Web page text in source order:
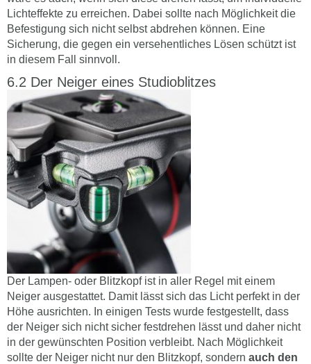
Lichteffekte zu erreichen. Dabei sollte nach Möglichkeit die
Befestigung sich nicht selbst abdrehen können. Eine
Sicherung, die gegen ein versehentliches Lösen schützt ist
in diesem Fall sinnvoll.
Der Neiger eines Studioblitzes
Der Lampen- oder Blitzkopf ist in aller Regel mit einem
Neiger ausgestattet. Damit lässt sich das Licht perfekt in der
Höhe ausrichten. In einigen Tests wurde festgestellt, dass
der Neiger sich nicht sicher festdrehen lässt und daher nicht
in der gewünschten Position verbleibt. Nach Möglichkeit
sollte der Neiger nicht nur den Blitzkopf, sondern auch den